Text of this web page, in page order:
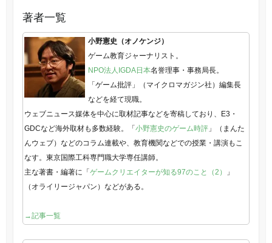
著者一覧
小野憲史（オノケンジ）
ゲーム教育ジャーナリスト。
NPO法人IGDA日本名誉理事・事務局長。
「ゲーム批評」（マイクロマガジン社）編集長
などを経て現職。
ウェブニュース媒体を中心に取材記事などを寄稿しており、E3・
GDCなど海外取材も多数経験。「小野憲史のゲーム時評」（まんた
んウェブ）などのコラム連載や、教育機関などでの授業・講演もこ
なす。東京国際工科専門職大学専任講師。
主な著書・編著に「ゲームクリエイターが知る97のこと（2）
」
（オライリージャパン）などがある。
→記事一覧